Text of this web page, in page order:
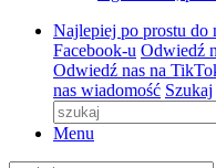
Najlepiej po prostu do
Facebook-u Odwiedź
Odwiedź nas na
nas wiadomość Szukaj
Menu